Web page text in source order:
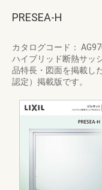
PRESEA-H
カタログコード：
ハイブリッド断熱サッ
品特長・図面を掲載し
認定）掲載版です。